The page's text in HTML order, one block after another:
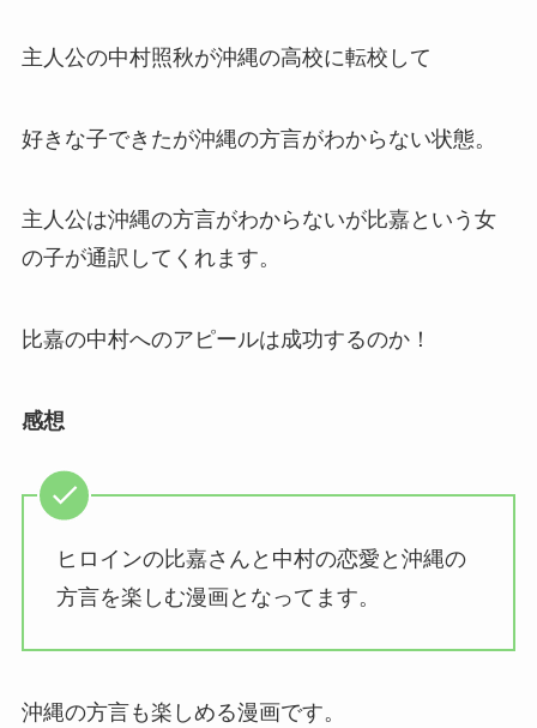
主人公の中村照秋が沖縄の高校に転校して
好きな子できたが沖縄の方言がわからない状態。
主人公は沖縄の方言がわからないが比嘉という女
の子が通訳してくれます。
比嘉の中村へのアピールは成功するのか！
感想
ヒロインの比嘉さんと中村の恋愛と沖縄の
方言を楽しむ漫画となってます。
沖縄の方言も楽しめる漫画です。